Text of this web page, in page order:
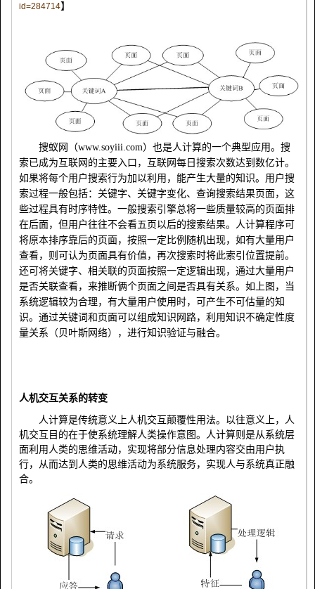
id=284714】
搜蚁网（www.soyiii.com）也是人计算的一个典型应用。搜
索已成为互联网的主要入口，互联网每日搜索次数达到数亿计。
如果将每个用户搜索行为加以利用，能产生大量的知识。用户搜
索过程一般包括：关键字、关键字变化、查询搜索结果页面，这
些过程具有时序特性。一般搜索引擎总将一些质量较高的页面排
在后面，但用户往往不会看五页以后的搜索结果。人计算程序可
将原本排序靠后的页面，按照一定比例随机出现，如有大量用户
查看，则可认为页面具有价值，再次搜索时将此索引位置提前。
还可将关键字、相关联的页面按照一定逻辑出现，通过大量用户
是否关联查看，来推断俩个页面之间是否具有关系。如上图，当
系统逻辑较为合理，有大量用户使用时，可产生不可估量的知
识。通过关键词和页面可以组成知识网路，利用知识不确定性度
量关系（贝叶斯网络），进行知识验证与融合。
人机交互关系的转变
人计算是传统意义上人机交互颠覆性用法。以往意义上，人
机交互目的在于使系统理解人类操作意图。人计算则是从系统层
面利用人类的思维活动，实现将部分信息处理内容交由用户执
行，从而达到人类的思维活动为系统服务，实现人与系统真正融
合。